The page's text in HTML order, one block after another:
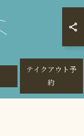
テイクアウト予
約
ALL RIGHTS RESERVED.